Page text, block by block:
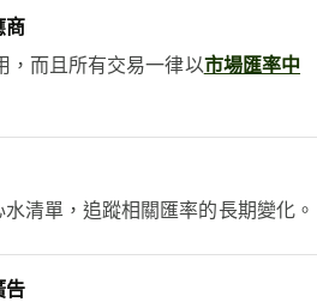
商
，而且所有交易一律以市場匯率中
清單，追蹤相關匯率的長期變化。
告